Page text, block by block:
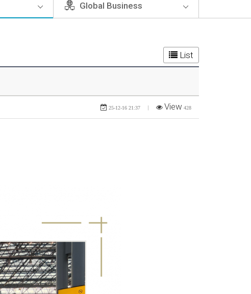
Global Business
List
25-12-16 21:37 | View 428